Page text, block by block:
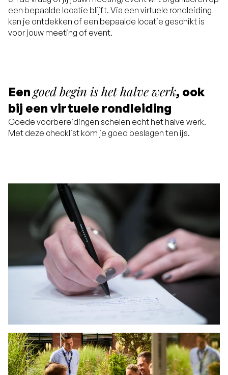
een bepaalde locatie blijft. Via een virtuele rondleiding
kan je ontdekken of een bepaalde locatie geschikt is
voor jouw meeting of event.
Een goed begin is het halve werk, ook
bij een virtuele rondleiding
Goede voorbereidingen schelen echt het halve werk.
Met deze checklist kom je goed beslagen ten ijs.